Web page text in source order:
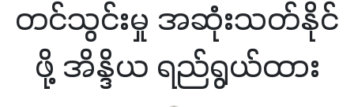
တင်သွင်းမှု အဆုံးသတ်နိုင်
ဖို့ အိန္ဒိယ ရည်ရွယ်ထား